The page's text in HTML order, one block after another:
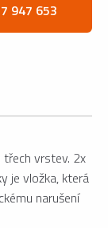
947 653
třech vrstev. 2x
je vložka, která
narušení